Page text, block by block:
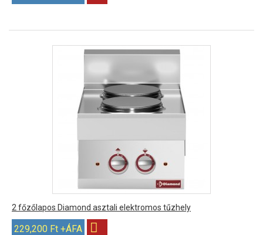
2 főzőlapos Diamond asztali elektromos tűzhely
229,200 Ft +ÁFA